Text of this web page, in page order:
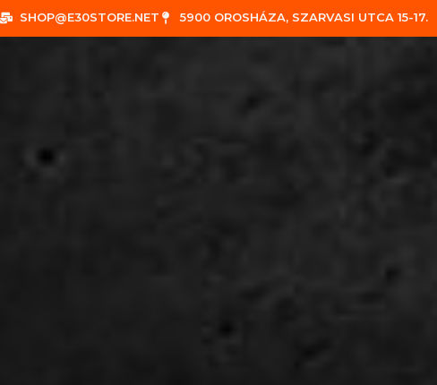
SHOP@E30STORE.NET 5900 OROSHÁZA, SZARVASI UTCA 15-17.